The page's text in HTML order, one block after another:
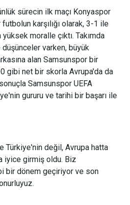
sürecin ilk maçı Konyaspor
karşılığı olarak, 3-1 ile
moralle çıktı. Takımda
varken, büyük
alan Samsunspor bir
gibi net bir skorla Avrupa'da da
Samsunspor UEFA
gururu ve tarihi bir başarı ile
Türkiye'nin değil, Avrupa hatta
iyice girmiş oldu. Biz
bir dönem geçiriyor ve son